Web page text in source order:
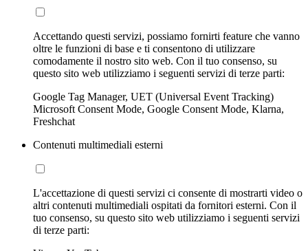
Accettando questi servizi, possiamo fornirti feature che vanno
oltre le funzioni di base e ti consentono di utilizzare
comodamente il nostro sito web. Con il tuo consenso, su
questo sito web utilizziamo i seguenti servizi di terze parti:
Google Tag Manager, UET (Universal Event Tracking)
Microsoft Consent Mode, Google Consent Mode, Klarna,
Freshchat
Contenuti multimediali esterni
L'accettazione di questi servizi ci consente di mostrarti video o
altri contenuti multimediali ospitati da fornitori esterni. Con il
tuo consenso, su questo sito web utilizziamo i seguenti servizi
di terze parti: